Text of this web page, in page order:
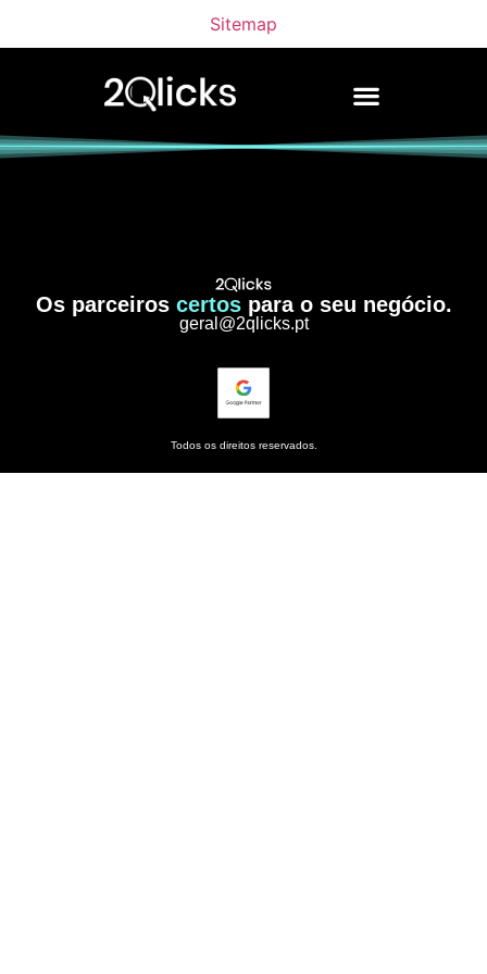
Sitemap
Os parceiros certospara o seu negócio.
geral@2qlicks.pt
Todos os direitos reservados.